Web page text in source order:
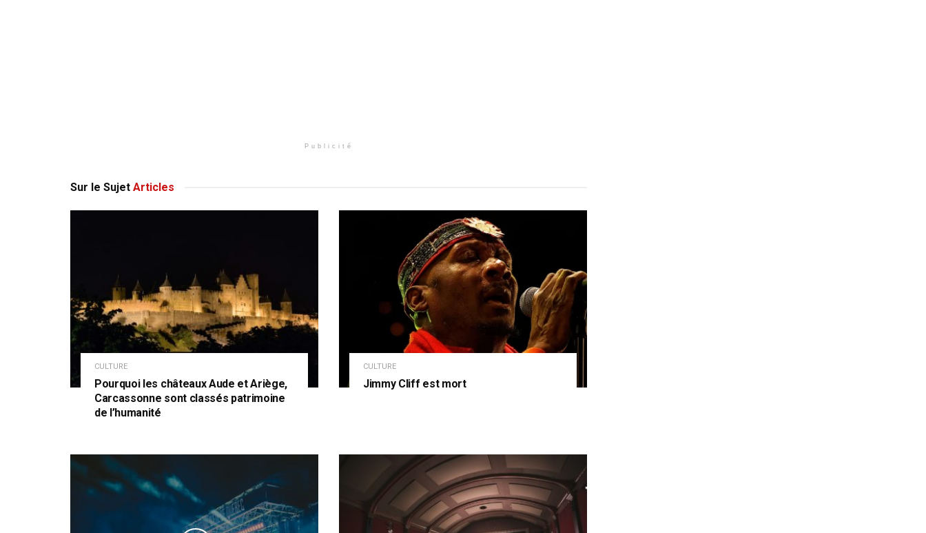
Publicité
Sur le Sujet Articles
CULTURE
Pourquoi les châteaux Aude et Ariège,
Carcassonne sont classés patrimoine
de l’humanité
CULTURE
Jimmy Cliff est mort